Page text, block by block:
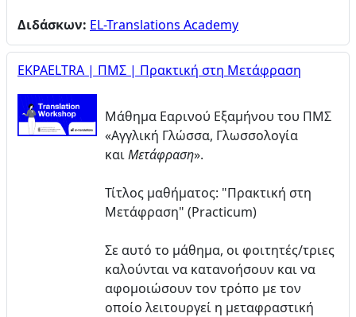
Διδάσκων: EL-Translations Academy
EKPAELTRA | ΠΜΣ | Πρακτική στη Μετάφραση
Μάθημα Εαρινού Εξαμήνου του ΠΜΣ
«Αγγλική Γλώσσα, Γλωσσολογία
καιΜετάφραση».
Τίτλος μαθήματος: "Πρακτική στη
Μετάφραση" (Practicum)
Σε αυτό το μάθημα, οι φοιτητές/τριες
καλούνται να κατανοήσουν και να
αφομοιώσουν τον τρόπο με τον
οποίο λειτουργεί η μεταφραστική